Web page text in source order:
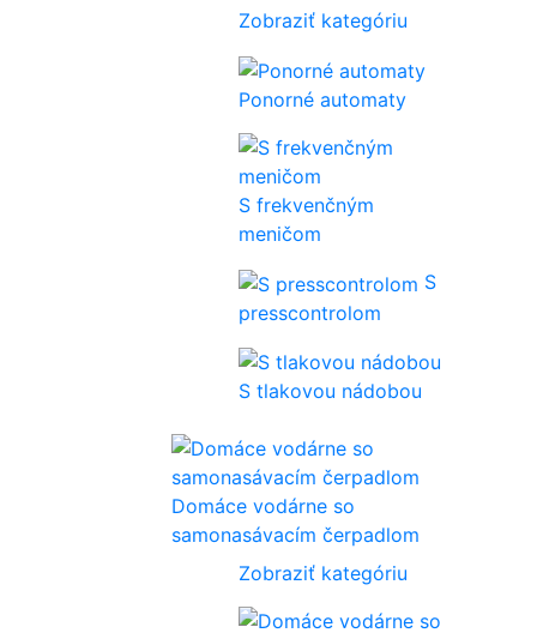
Zobraziť kategóriu
Ponorné automaty
S frekvenčným
meničom
S
presscontrolom
S tlakovou nádobou
Domáce vodárne so
samonasávacím čerpadlom
Zobraziť kategóriu